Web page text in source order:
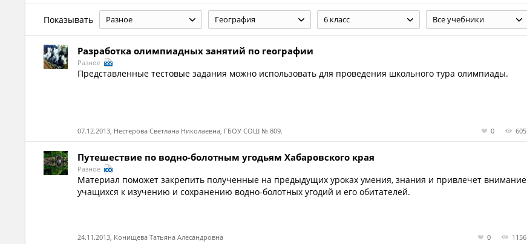
Показывать Разное География 6 класс Все учебники
Разработка олимпиадных занятий по географии
Разное
Представленные тестовые задания можно использовать для проведения школьного тура олимпиады.
07.12.2013, Нестерова Светлана Николаевна, ГБОУ СОШ № 809. 0 605
Путешествие по водно-болотным угодьям Хабаровского края
Разное
Материал поможет закрепить полученные на предыдущих уроках умения, знания и привлечет внимание
учащихся к изучению и сохранению водно-болотных угодий и его обитателей.
24.11.2013, Конищева Татьяна Алесандровна 0 1156